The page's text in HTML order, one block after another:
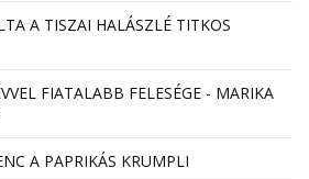
A TISZAI HALÁSZLÉ TITKOS
FIATALABB FELESÉGE - MARIKA
A PAPRIKÁS KRUMPLI